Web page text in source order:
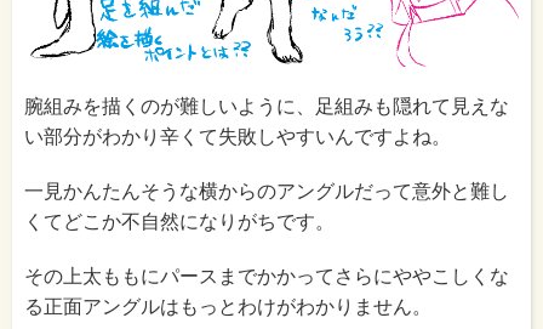
腕組みを描くのが難しいように、足組みも隠れて見えな
い部分がわかり辛くて失敗しやすいんですよね。
一見かんたんそうな横からのアングルだって意外と難し
くてどこか不自然になりがちです。
その上太ももにパースまでかかってさらにややこしくな
る正面アングルはもっとわけがわかりません。